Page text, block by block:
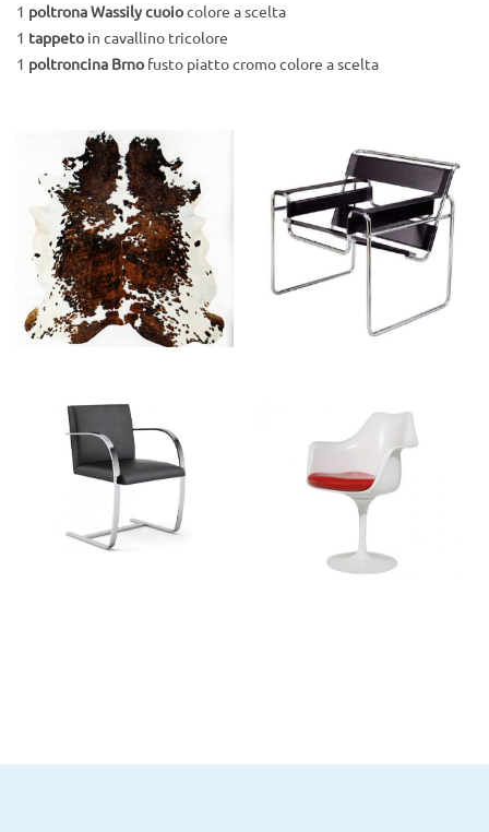
1 poltrona Wassily cuoiocolore a scelta
1 tappeto in cavallino tricolore
1 poltroncina Brno fusto piatto cromo colore a scelta